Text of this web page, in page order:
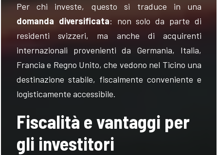
Per chi investe, questo si traduce in una
domanda diversificata: non solo da parte di
residenti svizzeri, ma anche di acquirenti
internazionali provenienti da Germania, Italia,
Francia e Regno Unito, che vedono nel Ticino una
destinazione stabile, fiscalmente conveniente e
logisticamente accessibile.
Fiscalità e vantaggi per
gli investitori